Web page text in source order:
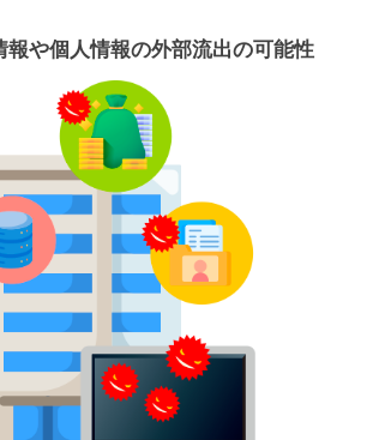
報や個人情報の外部流出の可能性